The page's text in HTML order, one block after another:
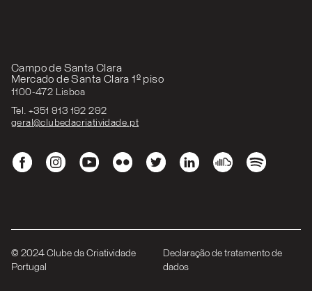
Campo de Santa Clara
Mercado de Santa Clara 1º piso
1100-472 Lisboa
Tel. +351 913 192 292
geral@clubedacriatividade.pt
© 2024 Clube da Criatividade
Portugal
Declaração de tratamento de
dados